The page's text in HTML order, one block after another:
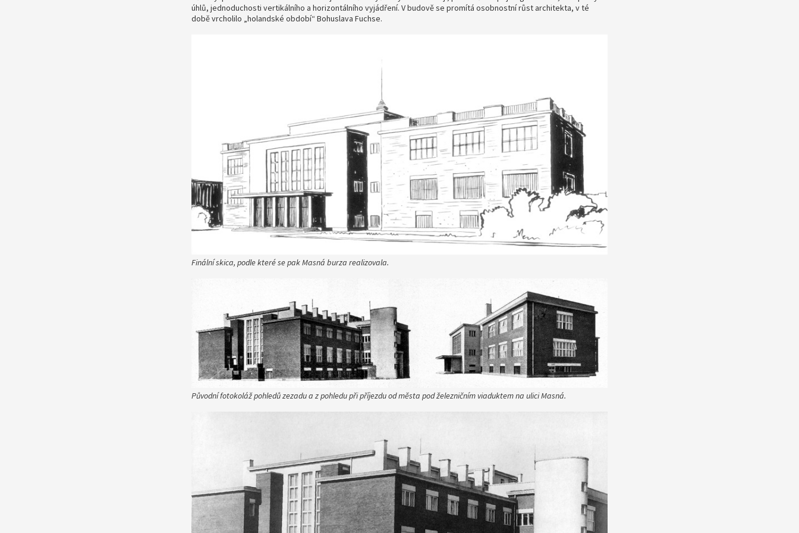
úhlů, jednoduchosti vertikálního a horizontálního vyjádření. V budově se promítá osobnostní růst architekta, v té
době vrcholilo „holandské období“ Bohuslava Fuchse.
Finální skica, podle které se pak Masná burza realizovala.
Původní fotokoláž pohledů zezadu a z pohledu při příjezdu od města pod železničním viaduktem na ulici Masná.